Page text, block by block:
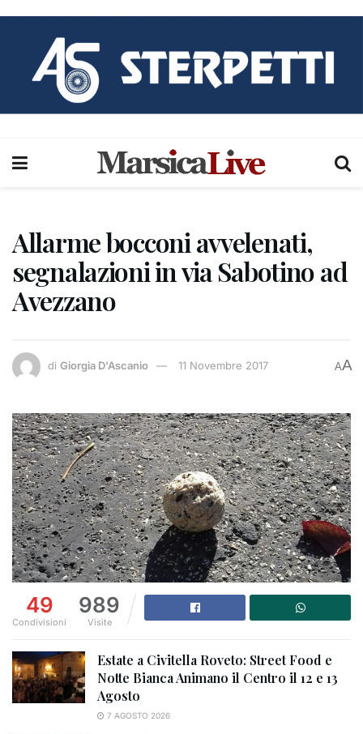
Allarme bocconi avvelenati,
segnalazioni in via Sabotino ad
Avezzano
di Giorgia D'Ascanio 11 Novembre 2017 AA
49
Condivisioni
989
Visite
Estate a Civitella Roveto: Street Food e
Notte Bianca Animano il Centro il 12 e 13
Agosto
7 AGOSTO 2026